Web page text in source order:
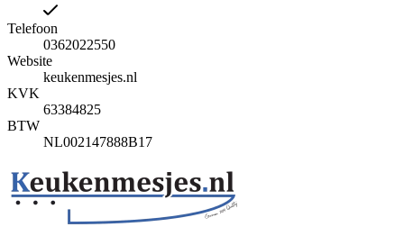
Telefoon
0362022550
Website
keukenmesjes.nl
KVK
63384825
BTW
NL002147888B17